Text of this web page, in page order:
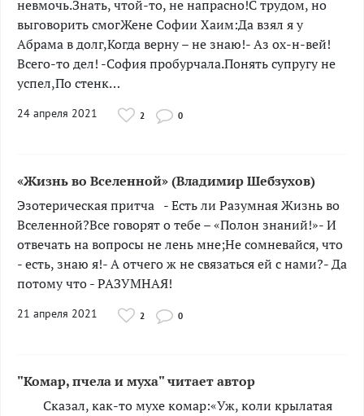
невмочь.Знать, чтой-то, не напрасно!С трудом, но
выговорить смогЖене Софии Хаим:Да взял я у
Абрама в долг,Когда верну – не знаю!- Аз ох-н-вей!
Всего-то дел! -София пробурчала.Понять супругу не
успел,По стенк…
24 апреля 2021 2 0
«Жизнь во Вселенной» (Владимир Шебзухов)
Эзотерическая притча ­­- Есть ли Разумная Жизнь во
Вселенной?Все говорят о тебе – «Полон знаний!»- И
отвечать на вопросы не лень мне;Не сомневайся, что
- есть, знаю я!- А отчего ж не связаться ей с нами?- Да
потому что - РАЗУМНАЯ!
21 апреля 2021 2 0
"Комар, пчела и муха" читает автор
Сказал, как-то мухе комар:«Уж, коли крылатая